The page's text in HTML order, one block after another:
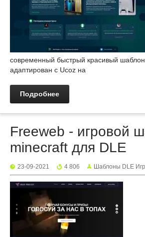
современный быстрый красивый
адаптирован с Ucoz на
Подробнее
Freeweb - игровой
minecraft для DLE
23-09-2021 4 806 Шаблоны DLE